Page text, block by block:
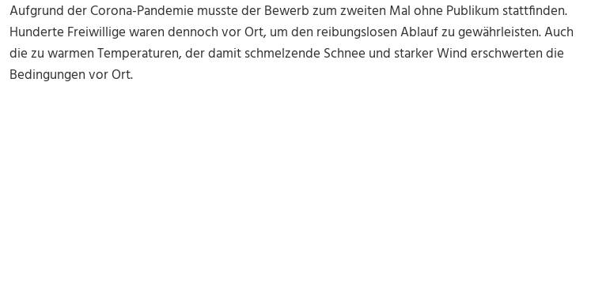
Aufgrund der Corona-Pandemie musste der Bewerb zum zweiten Mal ohne Publikum stattfinden.
Hunderte Freiwillige waren dennoch vor Ort, um den reibungslosen Ablauf zu gewährleisten. Auch
die zu warmen Temperaturen, der damit schmelzende Schnee und starker Wind erschwerten die
Bedingungen vor Ort.